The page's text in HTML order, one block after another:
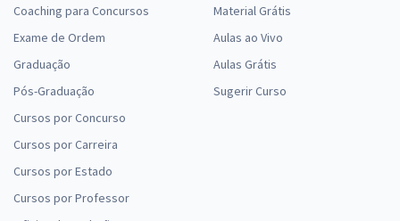
Coaching para Concursos
Exame de Ordem
Graduação
Pós-Graduação
Cursos por Concurso
Cursos por Carreira
Cursos por Estado
Cursos por Professor
Material Grátis
Aulas ao Vivo
Aulas Grátis
Sugerir Curso